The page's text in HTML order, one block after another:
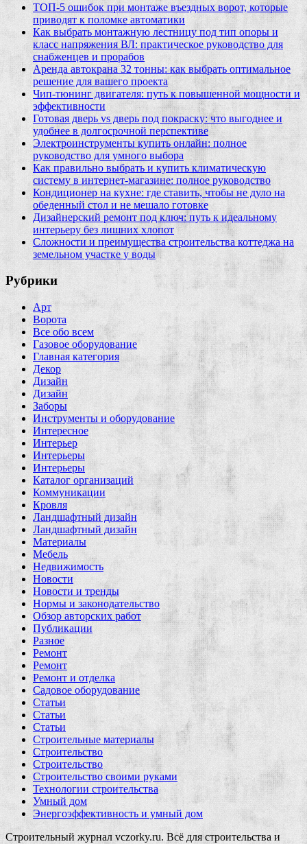
ТОП-5 ошибок при монтаже въездных ворот, которые
приводят к поломке автоматики
Как выбрать монтажную лестницу под тип опоры и
класс напряжения ВЛ: практическое руководство для
снабженцев и прорабов
Аренда автокрана 32 тонны: как выбрать оптимальное
решение для вашего проекта
Чип‑тюнинг двигателя: путь к повышенной мощности и
эффективности
Готовая дверь vs дверь под покраску: что выгоднее и
удобнее в долгосрочной перспективе
Электроинструменты купить онлайн: полное
руководство для умного выбора
Как правильно выбрать и купить климатическую
систему в интернет‑магазине: полное руководство
Кондиционер на кухне: где ставить, чтобы не дуло на
обеденный стол и не мешало готовке
Дизайнерский ремонт под ключ: путь к идеальному
интерьеру без лишних хлопот
Сложности и преимущества строительства коттеджа на
земельном участке у воды
Рубрики
Арт
Ворота
Все обо всем
Газовое оборудование
Главная категория
Декор
Дизайн
Дизайн
Заборы
Инструменты и оборудование
Интересное
Интерьер
Интерьеры
Интерьеры
Каталог организаций
Коммуникации
Кровля
Ландшафтный дизайн
Ландшафтный дизайн
Материалы
Мебель
Недвижимость
Новости
Новости и тренды
Нормы и законодательство
Обзор авторских работ
Публикации
Разное
Ремонт
Ремонт
Ремонт и отделка
Садовое оборудование
Статьи
Статьи
Статьи
Строительные материалы
Строительство
Строительство
Строительство своими руками
Технологии строительства
Умный дом
Энергоэффективность и умный дом
Строительный журнал vczorky.ru. Всё для строительства и